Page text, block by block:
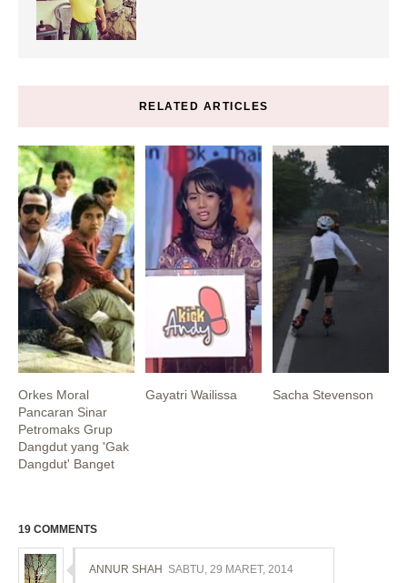
RELATED ARTICLES
Orkes Moral
Pancaran Sinar
Petromaks Grup
Dangdut yang 'Gak
Dangdut' Banget
Gayatri Wailissa Sacha Stevenson
19 COMMENTS
ANNUR SHAH SABTU, 29 MARET, 2014